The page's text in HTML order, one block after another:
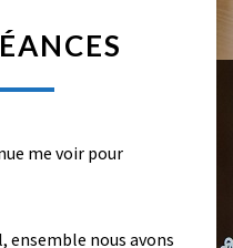
me voir pour
ensemble nous avons